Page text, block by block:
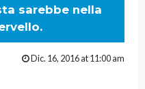
sarebbe nella
Dic. 16, 2016 at 11:00 am